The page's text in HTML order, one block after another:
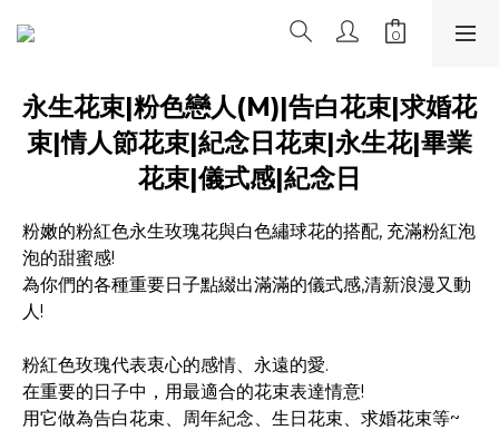
永生花束|粉色戀人(M)|告白花束|求婚花
束|情人節花束|紀念日花束|永生花|畢業
花束|儀式感|紀念日
粉嫩的粉紅色永生玫瑰花與白色繡球花的搭配, 充滿粉紅泡
泡的甜蜜感!
為你們的各種重要日子點綴出滿滿的儀式感,清新浪漫又動
人!
粉紅色玫瑰代表衷心的感情、永遠的愛.
在重要的日子中，用最適合的花束表達情意!
用它做為告白花束、周年紀念、生日花束、求婚花束等~